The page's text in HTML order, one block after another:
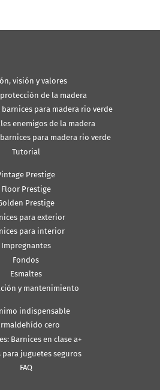
visión y valores
de la madera
para madera rio verde
enemigos de la madera
para madera rio verde
Tutorial
Prestige
Floor Prestige
Prestige
para exterior
para interior
Impregnantes
Fondos
Esmaltes
y mantenimiento
indispensable
cero
Barnices en clase a+
para juguetes seguros
FAQ